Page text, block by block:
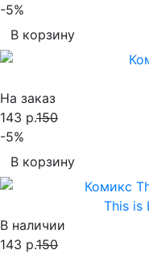
-5%
В корзину
На заказ
143 р.150
-5%
В корзину
This is
В наличии
143 р.150